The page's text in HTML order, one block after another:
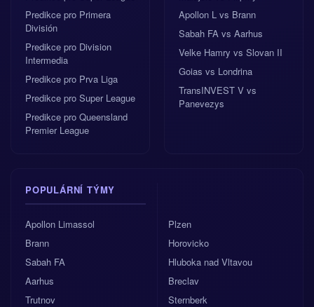
Predikce pro Primera
División
Predikce pro Division
Intermedia
Predikce pro Prva Liga
Predikce pro Super League
Predikce pro Queensland
Premier League
Apollon L vs Brann
Sabah FA vs Aarhus
Velke Hamry vs Slovan II
Goias vs Londrina
TransINVEST V vs
Panevezys
POPULÁRNÍ TÝMY
Apollon Limassol
Brann
Sabah FA
Aarhus
Trutnov
Plzen
Horovicko
Hluboka nad Vltavou
Breclav
Sternberk